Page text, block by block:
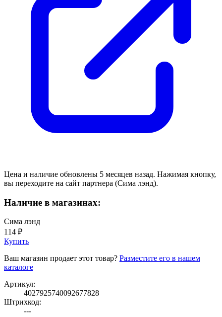
Цена и наличие обновлены 5 месяцев назад. Нажимая кнопку,
вы переходите на сайт партнера (Сима лэнд).
Наличие в магазинах:
Сима лэнд
114 ₽
Купить
Ваш магазин продает этот товар? Разместите его в нашем
каталоге
Артикул:
4027925740092677828
Штрихкод:
---